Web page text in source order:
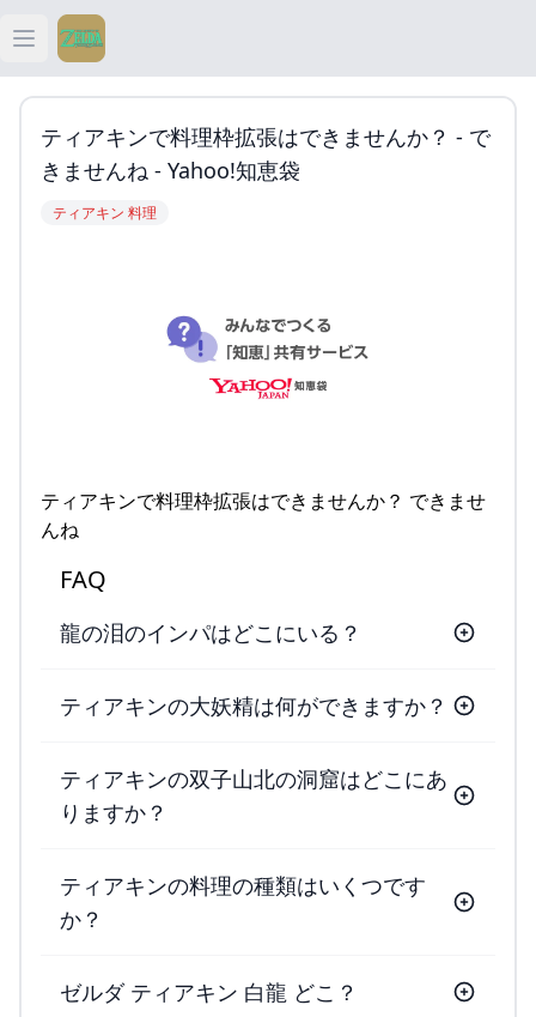
Open main menu
ティアキン
ティアキン 祠
ティアキンで料理枠拡張はできませんか？ - で
きませんね - Yahoo!知恵袋
ティアキン 料理
ティアキンで料理枠拡張はできませんか？ できませ
んね
FAQ
龍の泪のインパはどこにいる？
ティアキンの大妖精は何ができますか？
ティアキンの双子山北の洞窟はどこにあ
りますか？
ティアキンの料理の種類はいくつです
か？
ゼルダ ティアキン 白龍 どこ？